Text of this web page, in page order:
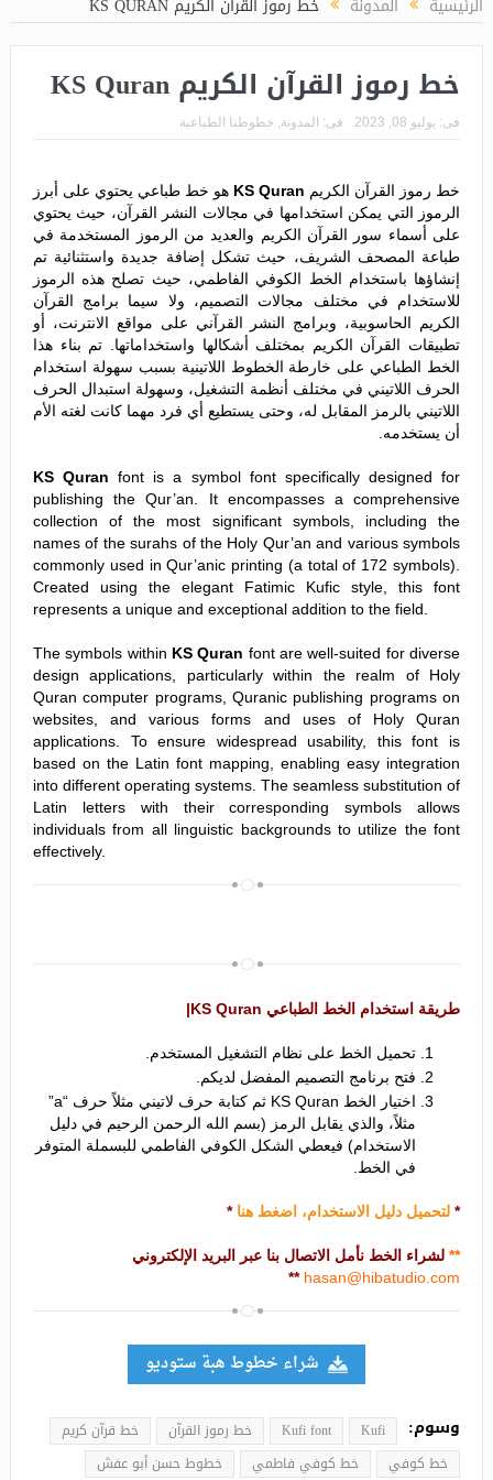
خط رموز القرآن الكريم KS Quran
فى: يوليو 08, 2023 فى: المدونة خطوطنا الطباعية
خط رموز القرآن الكريم KS Quran هو خط طباعي يحتوي على أبرز
الرموز التي يمكن استخدامها في مجالات النشر القرآن، حيث يحتوي
على أسماء سور القرآن الكريم والعديد من الرموز المستخدمة في
طباعة المصحف الشريف، حيث تشكل إضافة جديدة واستثنائية تم
إنشاؤها باستخدام الخط الكوفي الفاطمي، حيث تصلح هذه الرموز
للاستخدام في مختلف مجالات التصميم، ولا سيما برامج القرآن
الكريم الحاسوبية، وبرامج النشر القرآني على مواقع الانترنت، أو
تطبيقات القرآن الكريم بمختلف أشكالها واستخداماتها. تم بناء هذا
الخط الطباعي على خارطة الخطوط اللاتينية بسبب سهولة استخدام
الحرف اللاتيني في مختلف أنظمة التشغيل، وسهولة استبدال الحرف
اللاتيني بالرمز المقابل له، وحتى يستطيع أي فرد مهما كانت لغته الأم
أن يستخدمه.
KS Quran font is a symbol font specifically designed for
publishing the Qur’an. It encompasses a comprehensive
collection of the most significant symbols, including the
names of the surahs of the Holy Qur’an and various symbols
commonly used in Qur’anic printing (a total of 172 symbols).
Created using the elegant Fatimic Kufic style, this font
represents a unique and exceptional addition to the field.
The symbols within KS Quran font are well-suited for diverse
design applications, particularly within the realm of Holy
Quran computer programs, Quranic publishing programs on
websites, and various forms and uses of Holy Quran
applications. To ensure widespread usability, this font is
based on the Latin font mapping, enabling easy integration
into different operating systems. The seamless substitution of
Latin letters with their corresponding symbols allows
individuals from all linguistic backgrounds to utilize the font
effectively.
طريقة استخدام الخط الطباعي KS Quran|
تحميل الخط على نظام التشغيل المستخدم.
فتح برنامج التصميم المفضل لديكم.
اختيار الخط KS Quran ثم كتابة حرف لاتيني مثلاً حرف “a”
مثلاً، والذي يقابل الرمز (بسم الله الرحمن الرحيم في دليل
الاستخدام) فيعطي الشكل الكوفي الفاطمي للبسملة المتوفر
في الخط.
* لتحميل دليل الاستخدام، اضغط هنا*
** لشراء الخط نأمل الاتصال بنا عبر البريد الإلكتروني
hasan@hibatudio.com
**
شراء خطوط هبة ستوديو
وسوم: Kufi
Kufi font خط رموز القرآن
خط قرآن كريم
خط كوفي
خط كوفي فاطمي خطوط حسن أبو عفش